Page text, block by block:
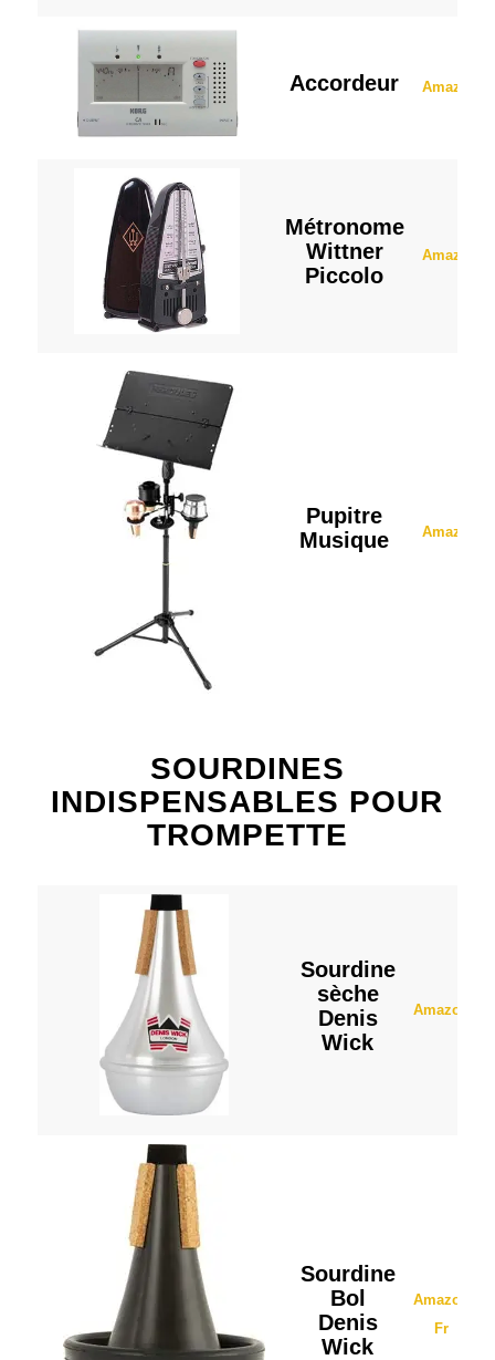
Accordeur Amazon
Métronome
Wittner
Piccolo
Amazon
Pupitre
Musique
Amazon
SOURDINES
INDISPENSABLES POUR
TROMPETTE
Sourdine
sèche
Denis
Wick
Amazon
Sourdine
Bol
Denis
Wick
Amazon
Fr